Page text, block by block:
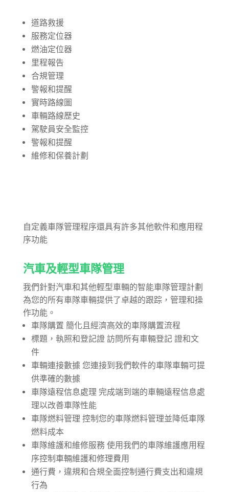
道路救援
服務定位器
燃油定位器
里程報告
合規管理
警報和提醒
實時路線圖
車輛路線歷史
駕駛員安全監控
警報和提醒
維修和保養計劃
自定義車隊管理程序還具有許多其他軟件和應用程
序功能
汽車及輕型車隊管理
我們針對汽車和其他輕型車輛的智能車隊管理計劃
為您的所有車隊車輛提供了卓越的跟踪，管理和操
作功能。
車隊購置 簡化且經濟高效的車​​隊購置流程
標題，執照和登記證 訪問所有車輛登記 證和文
件
車輛連接數據 您連接到我們軟件的車隊車輛可提
供準確的數據
車隊遠程信息處理 完成端到端的車輛遠程信息處
理以改善車隊性能
車隊燃料管理 控制您的車隊燃料管理並降低車隊
燃料成本
車隊維護和維修服務 使用我們的車隊維護應用程
序控制車輛維護和修理費用
通行費，違規和合規全面控制通行費支出和違規
行為